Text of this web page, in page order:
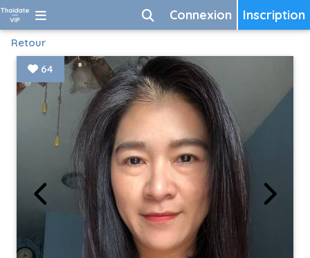
Inscription
Connexion
Retour
64